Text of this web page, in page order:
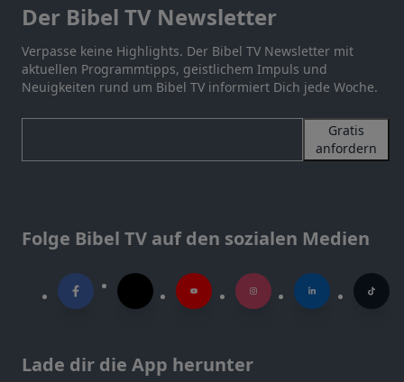
Der Bibel TV Newsletter
Verpasse keine Highlights. Der Bibel TV Newsletter mit
aktuellen Programmtipps, geistlichem Impuls und
Neuigkeiten rund um Bibel TV informiert Dich jede Woche.
Gratis
anfordern
Folge Bibel TV auf den sozialen Medien
Lade dir die App herunter